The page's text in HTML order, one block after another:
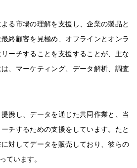
る市場の理解を支援し、企業の製品と
終顧客を見極め、オフラインとオンラ
ーチすることを支援することが、主な
、マーケティング、データ解析、調査
携し、データを通じた共同作業と、当
チするための支援をしています。たと
対してデータを販売しており、彼らの
ています。